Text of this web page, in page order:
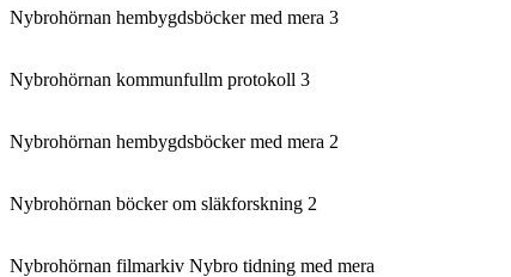
Nybrohörnan hembygdsböcker med mera 3
Nybrohörnan kommunfullm protokoll 3
Nybrohörnan hembygdsböcker med mera 2
Nybrohörnan böcker om släkforskning 2
Nybrohörnan filmarkiv Nybro tidning med mera